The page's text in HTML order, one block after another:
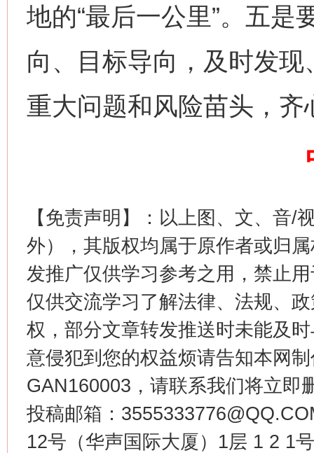
地的“最后一公里”。五是
向、目标导向，及时发
重大问题和风险苗头，
【免责声明】：以上图、文、音/
外），其版权均属于原作者或归
发推广仅供学习参考之用，禁止
仅供交流学习了解法律、法规、
权，部分文章转发推送时未能及
意侵犯到您的权益烦请告知本网
GAN160003，请联系我们将立即
投稿邮箱：
12号（华声国际大厦）1层 1 2 1
谢
在谋一域中谋全局
今